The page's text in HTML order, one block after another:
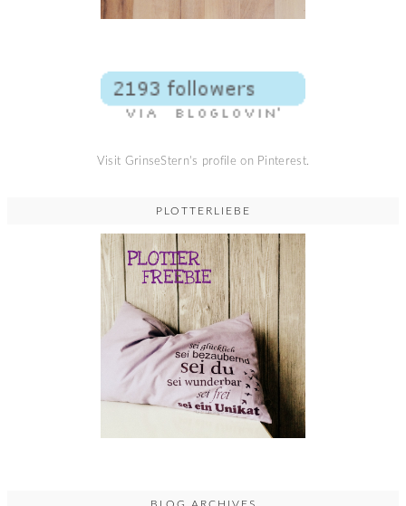
Visit GrinseStern's profile on Pinterest.
PLOTTERLIEBE